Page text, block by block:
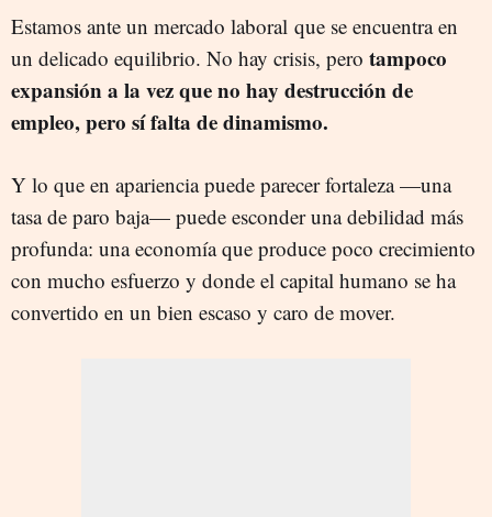
Estamos ante un mercado laboral que se encuentra en
un delicado equilibrio. No hay crisis, pero tampoco
expansión a la vez que no hay destrucción de
empleo, pero sí falta de dinamismo.
Y lo que en apariencia puede parecer fortaleza —una
tasa de paro baja— puede esconder una debilidad más
profunda: una economía que produce poco crecimiento
con mucho esfuerzo y donde el capital humano se ha
convertido en un bien escaso y caro de mover.